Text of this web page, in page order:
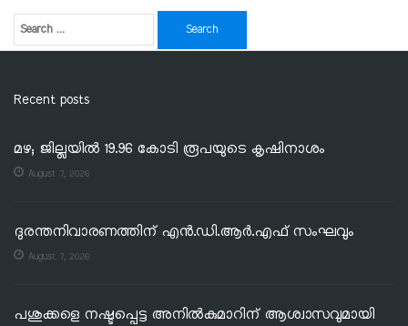
Recent posts
മഴ; ജില്ലയില്‍ 19.96 കോടി രൂപയുടെ കൃഷിനാശം
August 7, 2026
ദുരന്തനിവാരണത്തിന് എൻ.ഡി.ആർ.എഫ് സംഘവും
August 7, 2026
പശുക്കളെ നഷ്ടപ്പെട്ട അനിൽകുമാറിന് ആശ്വാസവുമായി